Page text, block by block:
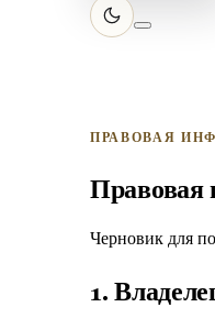
ПРАВОВАЯ
Черновик для
1.